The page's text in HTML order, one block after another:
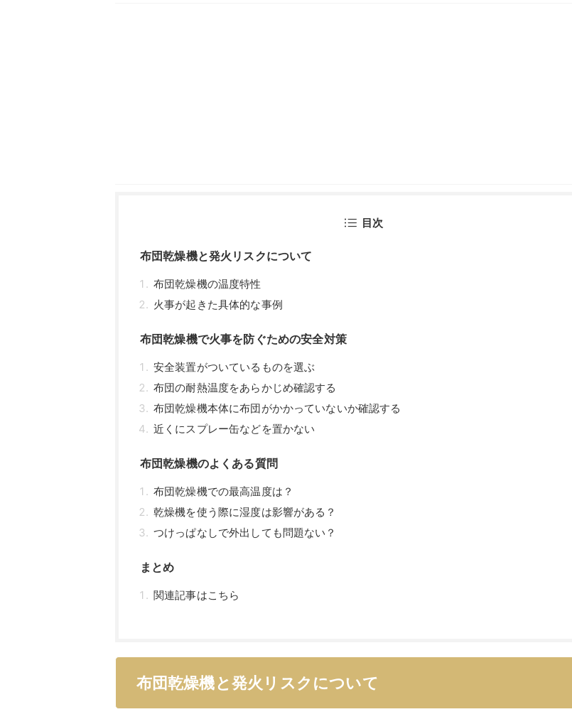
目次
布団乾燥機と発火リスクについて
布団乾燥機の温度特性
火事が起きた具体的な事例
布団乾燥機で火事を防ぐための安全対策
安全装置がついているものを選ぶ
布団の耐熱温度をあらかじめ確認する
布団乾燥機本体に布団がかかっていないか確認する
近くにスプレー缶などを置かない
布団乾燥機のよくある質問
布団乾燥機での最高温度は？
乾燥機を使う際に湿度は影響がある？
つけっぱなしで外出しても問題ない？
まとめ
関連記事はこちら
布団乾燥機と発火リスクについて